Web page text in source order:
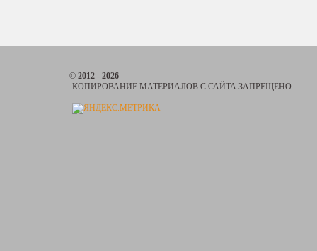
© 2012 - 2026
КОПИРОВАНИЕ МАТЕРИАЛОВ С САЙТА ЗАПРЕЩЕНО
Задать вопрос